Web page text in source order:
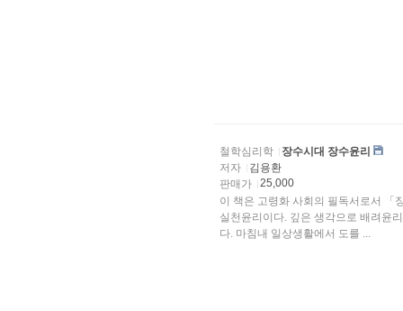
철학심리학
장수시대 장수윤리
저자
김용환
판매가
25,000
이 책은 고령화 사회의 필독서로서 「
실천윤리이다. 깊은 생각으로 배려윤
다. 마침내 일상생활에서 도를 ...